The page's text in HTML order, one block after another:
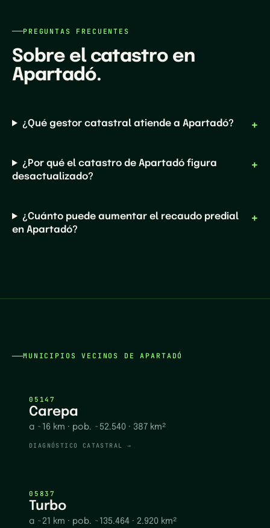
PREGUNTAS FRECUENTES
Sobre el catastro en
Apartadó.
¿Qué gestor catastral atiende a Apartadó?
¿Por qué el catastro de Apartadó figura
desactualizado?
¿Cuánto puede aumentar el recaudo predial
en Apartadó?
MUNICIPIOS VECINOS DEAPARTADÓ
05147
Carepa
a ~16 km · pob. ~52.540 · 387 km²
DIAGNÓSTICO CATASTRAL →
05837
Turbo
a ~21 km · pob. ~135.464 · 2.920 km²